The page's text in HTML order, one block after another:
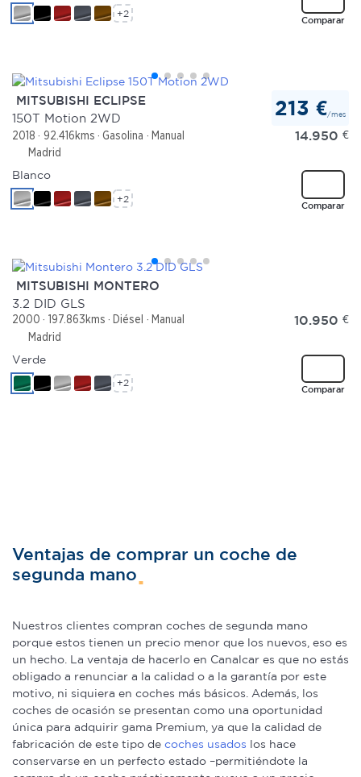
Comparar
+2
MITSUBISHI ECLIPSE
150T Motion 2WD
2018 92.416kms Gasolina
Manual
Madrid
213 €/mes
14.950 €
Comparar
Blanco
+2
MITSUBISHI MONTERO
3.2 DID GLS
2000 197.863kms Diésel
Manual
Madrid
10.950 €
Comparar
Verde
+2
Ventajas de comprar un coche de
segunda mano
Nuestros clientes compran coches de segunda mano
porque estos tienen un precio menor que los nuevos, eso es
un hecho. La ventaja de hacerlo en Canalcar es que no estás
obligado a renunciar a la calidad o a la garantía por este
motivo, ni siquiera en coches más básicos. Además, los
coches de ocasión se presentan como una oportunidad
única para adquirir gama Premium, ya que la calidad de
fabricación de este tipo de coches usados los hace
conservarse en un perfecto estado –permitiéndote la